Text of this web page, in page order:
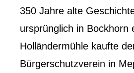
350 Jahre alte
ursprünglich in Bockhorn
Holländermühle kaufte
Bürgerschutzverein in